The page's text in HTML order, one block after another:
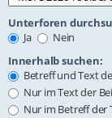
Unterforen
Ja
Nein
Innerhalb suchen:
Betreff und Text
Nur im Text der
Nur im Betreff der